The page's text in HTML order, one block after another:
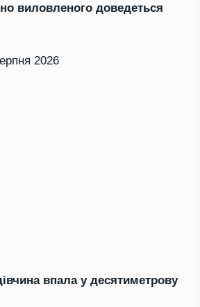
виловленого доведеться
2026
впала у десятиметрову